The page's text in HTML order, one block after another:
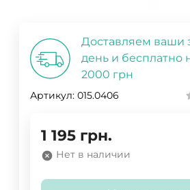
Доставляем ваши
день и бесплатно
2000 грн
Артикул: 015.0406
1 195 грн.
Нет в наличии